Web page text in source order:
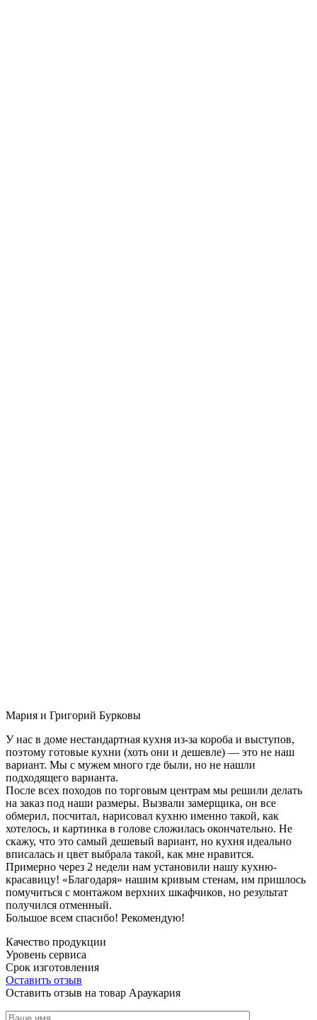
Мария и Григорий Бурковы
У нас в доме нестандартная кухня из-за короба и выступов,
поэтому готовые кухни (хоть они и дешевле) — это не наш
вариант. Мы с мужем много где были, но не нашли
подходящего варианта.
После всех походов по торговым центрам мы решили делать
на заказ под наши размеры. Вызвали замерщика, он все
обмерил, посчитал, нарисовал кухню именно такой, как
хотелось, и картинка в голове сложилась окончательно. Не
скажу, что это самый дешевый вариант, но кухня идеально
вписалась и цвет выбрала такой, как мне нравится.
Примерно через 2 недели нам установили нашу кухню-
красавицу! «Благодаря» нашим кривым стенам, им пришлось
помучиться с монтажом верхних шкафчиков, но результат
получился отменный.
Большое всем спасибо! Рекомендую!
Качество продукции
Уровень сервиса
Срок изготовления
Оставить отзыв
Оставить отзыв на товар Араукария